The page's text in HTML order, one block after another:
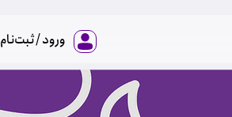
ورود / ثبت‌نام